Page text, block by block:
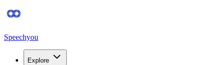
Speechyou
Explore